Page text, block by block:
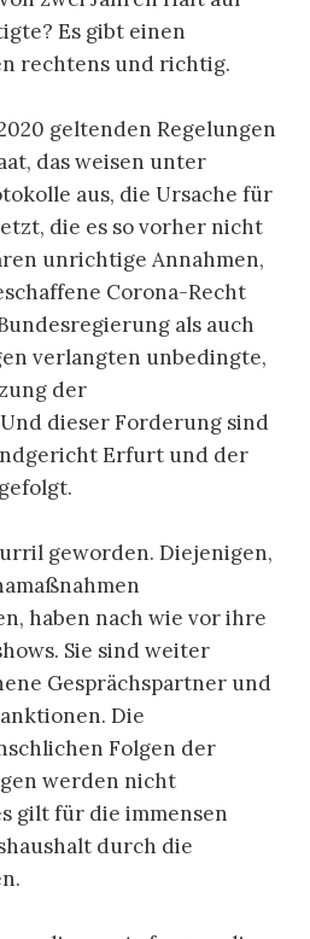
Es gibt einen
rechtens und richtig.
geltenden Regelungen
das weisen unter
aus, die Ursache für
die es so vorher nicht
unrichtige Annahmen,
Corona-Recht
als auch
verlangten unbedingte,
der
dieser Forderung sind
Erfurt und der
geworden. Diejenigen,
haben nach wie vor ihre
Sie sind weiter
Gesprächspartner und
Die
Folgen der
werden nicht
gilt für die immensen
durch die